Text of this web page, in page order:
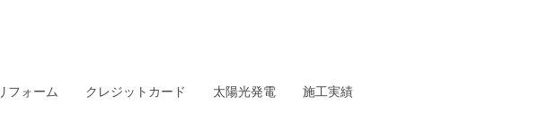
フォーム クレジットカード 太陽光発電 施工実績